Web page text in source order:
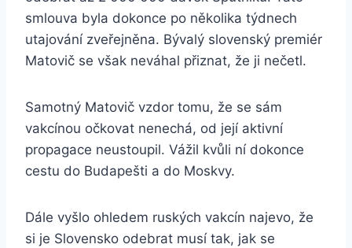
smlouva byla dokonce po několika týdnech
utajování zveřejněna. Bývalý slovenský premiér
Matovič se však neváhal přiznat, že ji nečetl.
Samotný Matovič vzdor tomu, že se sám
vakcínou očkovat nenechá, od její aktivní
propagace neustoupil. Vážil kvůli ní dokonce
cestu do Budapešti a do Moskvy.
Dále vyšlo ohledem ruských vakcín najevo, že
si je Slovensko odebrat musí tak, jak se